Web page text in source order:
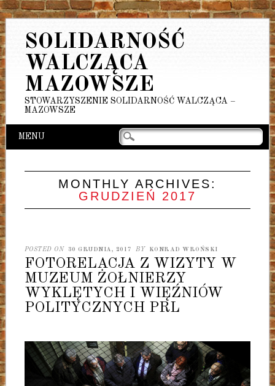
SOLIDARNOŚĆ
WALCZĄCA
MAZOWSZE
STOWARZYSZENIE SOLIDARNOŚĆ WALCZĄCA –
MAZOWSZE
Main menu
Skip
to
content
MENU
MONTHLY ARCHIVES:
GRUDZIEŃ 2017
POSTED ON 30 GRUDNIA, 2017 BY KONRAD WROŃSKI
FOTORELACJA Z WIZYTY W
MUZEUM ŻOŁNIERZY
WYKLĘTYCH I WIĘŹNIÓW
POLITYCZNYCH PRL